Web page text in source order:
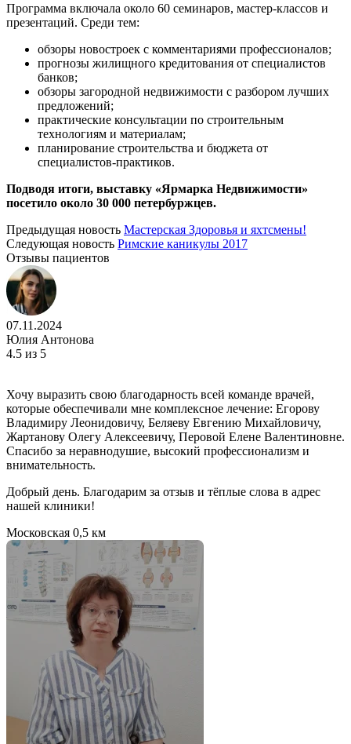
Программа включала около 60 семинаров, мастер-классов и
презентаций. Среди тем:
обзоры новостроек с комментариями профессионалов;
прогнозы жилищного кредитования от специалистов
банков;
обзоры загородной недвижимости с разбором лучших
предложений;
практические консультации по строительным
технологиям и материалам;
планирование строительства и бюджета от
специалистов-практиков.
Подводя итоги, выставку «Ярмарка Недвижимости»
посетило около 30 000 петербуржцев.
Предыдущая новость Мастерская Здоровья и яхтсмены!
Следующая новость Римские каникулы 2017
Отзывы пациентов
07.11.2024
Юлия Антонова
4.5 из 5
Хочу выразить свою благодарность всей команде врачей,
которые обеспечивали мне комплексное лечение: Егорову
Владимиру Леонидовичу, Беляеву Евгению Михайловичу,
Жартанову Олегу Алексеевичу, Перовой Елене Валентиновне.
Спасибо за неравнодушие, высокий профессионализм и
внимательность.
Добрый день. Благодарим за отзыв и тёплые слова в адрес
нашей клиники!
Московская 0,5 км